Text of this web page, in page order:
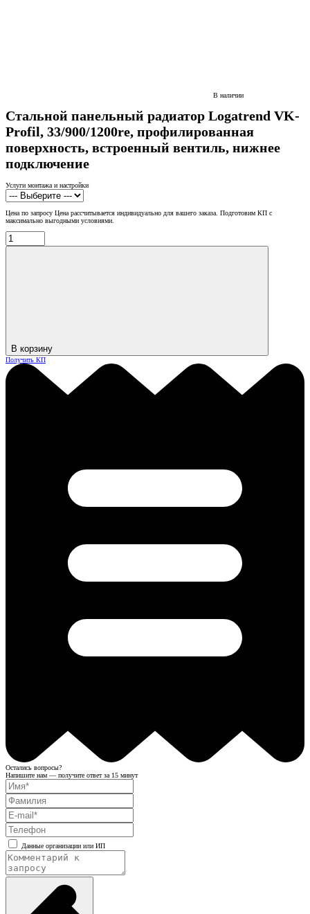
В наличии
Стальной панельный радиатор Logatrend VK-
Profil, 33/900/1200re, профилированная
поверхность, встроенный вентиль, нижнее
подключение
Услуги монтажа и настройки
Цена по запросу Цена рассчитывается индивидуально для вашего заказа. Подготовим КП с
максимально выгодными условиями.
В корзину
Получить КП
Остались вопросы?
Напишите нам — получите ответ за 15 минут
Данные организации или ИП